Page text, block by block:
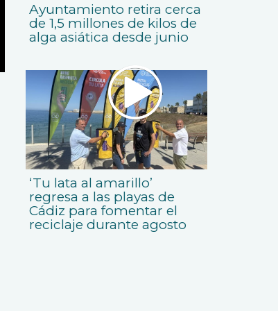
Ayuntamiento retira cerca
de 1,5 millones de kilos de
alga asiática desde junio
‘Tu lata al amarillo’
regresa a las playas de
Cádiz para fomentar el
reciclaje durante agosto